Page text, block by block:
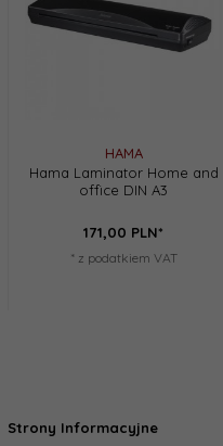
HAMA
Hama Laminator Home and
office DIN A3
171,00 PLN*
* z podatkiem VAT
Strony Informacyjne